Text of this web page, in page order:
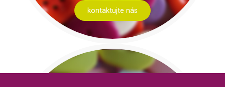
kontaktujte nás